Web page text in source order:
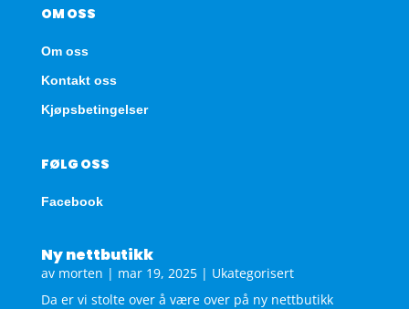
OM OSS
Om oss
Kontakt oss
Kjøpsbetingelser
FØLG OSS
Facebook
Ny nettbutikk
av morten | mar 19, 2025| Ukategorisert
Da er vi stolte over å være over på ny nettbutikk